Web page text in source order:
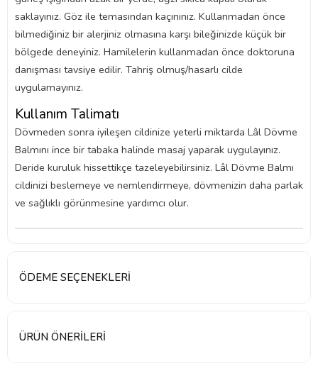
saklayınız. Göz ile temasından kaçınınız. Kullanmadan önce
bilmediğiniz bir alerjiniz olmasına karşı bileğinizde küçük bir
bölgede deneyiniz. Hamilelerin kullanmadan önce doktoruna
danışması tavsiye edilir. Tahriş olmuş/hasarlı cilde
uygulamayınız.
Kullanım Talimatı
Dövmeden sonra iyileşen cildinize yeterli miktarda Lâl Dövme
Balmını ince bir tabaka halinde masaj yaparak uygulayınız.
Deride kuruluk hissettikçe tazeleyebilirsiniz. Lâl Dövme Balmı
cildinizi beslemeye ve nemlendirmeye, dövmenizin daha parlak
ve sağlıklı görünmesine yardımcı olur.
ÖDEME SEÇENEKLERI
ÜRÜN ÖNERILERI